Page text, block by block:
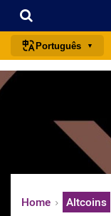
Português
español
français
日本語
Home Altcoins